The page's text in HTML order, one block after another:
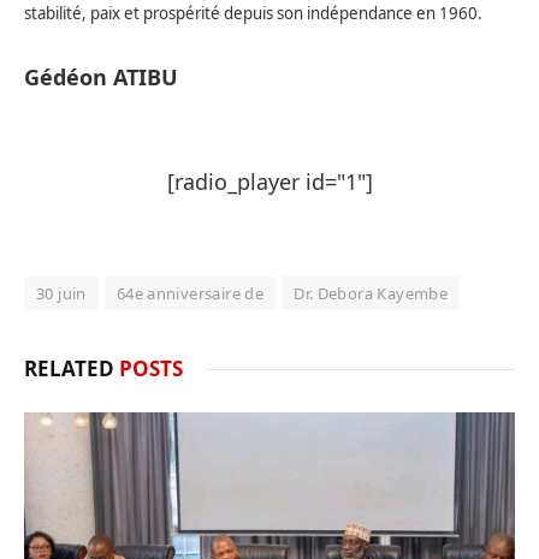
stabilité, paix et prospérité depuis son indépendance en 1960.
Gédéon ATIBU
[radio_player id="1"]
30 juin 64e anniversaire de Dr. Debora Kayembe
RELATED POSTS